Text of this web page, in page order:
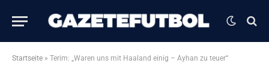
Startseite » Terim: „Waren uns mit Haaland einig – Ayhan zu teuer“